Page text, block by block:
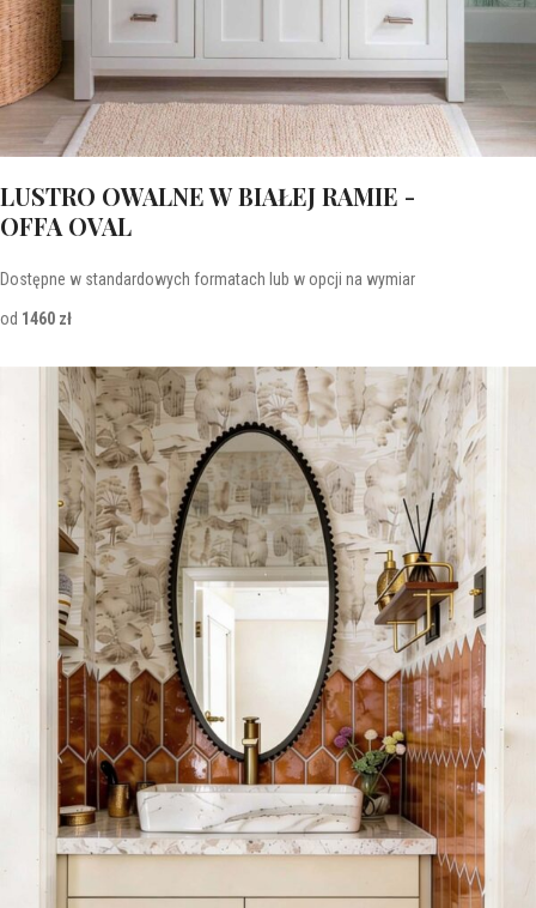
LUSTRO OWALNE W BIAŁEJ RAMIE -
OFFA OVAL
Dostępne w standardowych formatach lub w opcji na wymiar
od 1460 zł